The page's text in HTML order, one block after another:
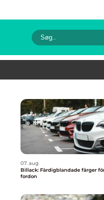
07. aug
Billack: Färdigblandade färger
fordon